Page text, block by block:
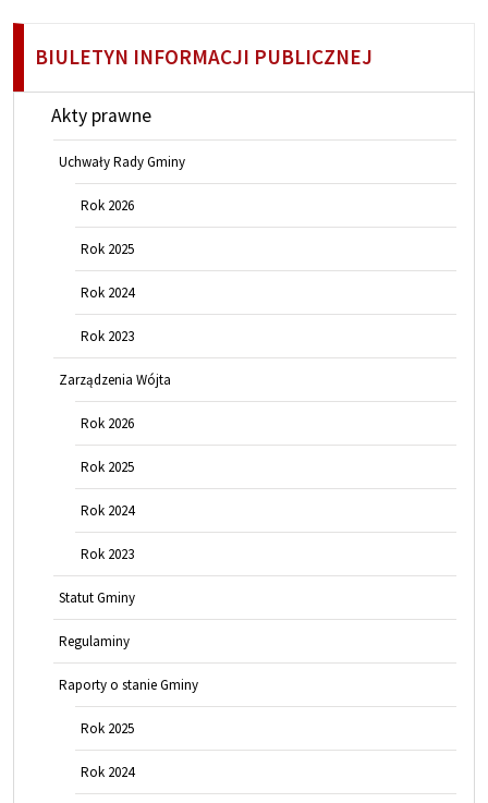
BIULETYN INFORMACJI PUBLICZNEJ
Akty prawne
Uchwały Rady Gminy
Rok 2026
Rok 2025
Rok 2024
Rok 2023
Zarządzenia Wójta
Rok 2026
Rok 2025
Rok 2024
Rok 2023
Statut Gminy
Regulaminy
Raporty o stanie Gminy
Rok 2025
Rok 2024